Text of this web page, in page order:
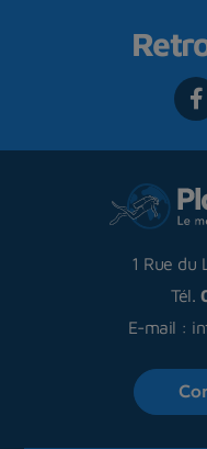
1 Rue du
Tél.
E-mail :